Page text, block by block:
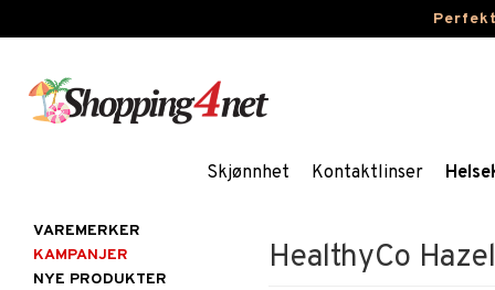
Skjønnhet Kontaktlinser
HealthyCo
VAREMERKER
KAMPANJER
NYE PRODUKTER